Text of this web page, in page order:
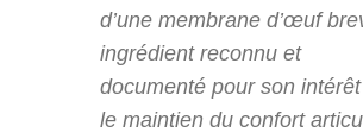
d’une membrane d’œuf
ingrédient reconnu et
documenté pour son
le maintien du confort